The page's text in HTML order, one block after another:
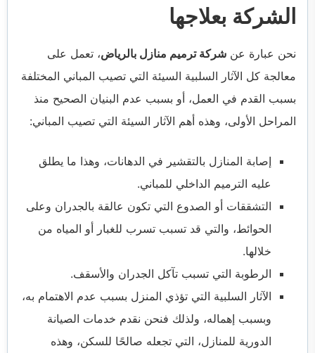
الشركة بعلاجها
نحن عبارة عن شركة ترميم منازل بالرياض، تعمل على
معالجة كل الآثار السلبية السيئة التي تصيب المباني المختلفة
بسبب القدم في العمل، أو بسبب عدم البنيان الصحيح منذ
المراحل الأولى، وهذه أهم الآثار السيئة التي تصيب المباني:
إصابة المنازل بالتقشير في الدهانات، وهذا ما يطلق
عليه الترميم الداخلي للمباني.
التشققات أو الصدوع التي تكون عالقة بالجدران وعلى
الحوائط، والتي قد تسبب تسرب للغبار أو المياه من
خلالها.
الرطوبة التي تسبب تآكل الجدران والأسقف.
الآثار السلبية التي تؤذي المنزل بسبب عدم الاهتمام به،
وبسبب إهماله، ولذلك فنحن نقدم خدمات الصيانة
الدورية للمنازل، التي تجعله صالحًا للسكن، وهذه